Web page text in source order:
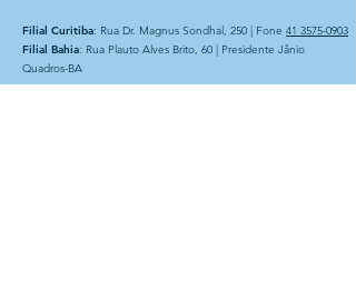
Filial Curitiba: Rua Dr. Magnus Sondhal, 250 | Fone 41 3575-0903
Filial Bahia: Rua Plauto Alves Brito, 60 | Presidente Jânio
Quadros-BA